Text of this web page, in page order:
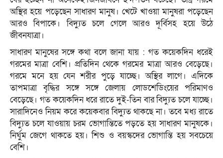
অস্থির হয়ে পড়েছেন সাধারণ মানুষ। খেটে খাওয়া মানুষরা পড়েছেন
আরও বিপাকে। বিদ্যুত চলে গেলে আরও দূর্বিসহ হয়ে উঠে
জীবনযাত্রা।
সাধারণ মানুষের সঙ্গে কথা বলে জানা যায় : গত কয়েকদিন ধরেই
গরমের মাত্রা বেশি। প্রতিদিন থেকে গরমের মাত্রা আরও বেড়েছে।
গরমে মনে হয় যেন শরীর পুড়ে যাচ্ছে। অস্থির লাগে। এদিকে
তাপমাত্রা বৃদ্ধির সঙ্গে সঙ্গে জেলায় লোডশেডিংয়ের পরিমাণও
বেড়েছে। গত কয়েকদিন ধরে রাতে দুই-তিন বার বিদ্যুত চলে যাচ্ছে।
সারাদিনেও নিয়ম করে কয়েকবার বিদ্যুত থাকছে না। তবে মধ্য রাতে
বিদ্যুত চলে যাওয়ায় চরম ভোগান্তিতে পড়তে হয় সাধারণ মানুষকে।
নির্ঘুম জেগে থাকতে হয়। শিশু ও বয়স্কদের ভোগান্তি হয় সবচেয়ে
বেশি।